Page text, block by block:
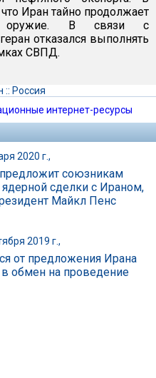
Иран тайно продолжает
оружие. В связи с
отказался выполнять
СВПД.
:: Россия
интернет-ресурсы
2020 г.,
союзникам
сделки с Ираном,
Майкл Пенс
2019 г.,
от предложения Ирана
в обмен на проведение